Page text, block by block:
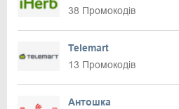
38 Промокодів
Telemart
13 Промокодів
Антошка